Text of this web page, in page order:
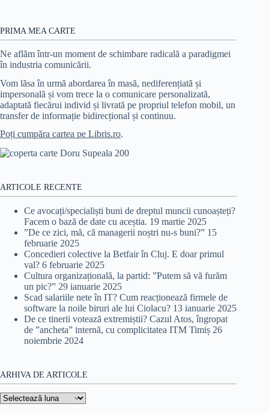
PRIMA MEA CARTE
Ne aflăm într-un moment de schimbare radicală a paradigmei
în industria comunicării.
Vom lăsa în urmă abordarea în masă, nediferențiată și
impersonală și vom trece la o comunicare personalizată,
adaptată fiecărui individ și livrată pe propriul telefon mobil, un
transfer de informație bidirecțional și continuu.
Poți cumpăra cartea pe Libris.ro.
ARTICOLE RECENTE
Ce avocați/specialiști buni de dreptul muncii cunoașteți?
Facem o bază de date cu aceștia. 19 martie 2025
”De ce zici, mă, că managerii noștri nu-s buni?” 15
februarie 2025
Concedieri colective la Betfair în Cluj. E doar primul
val? 6 februarie 2025
Cultura organizațională, la partid: ”Putem să vă furăm
un pic?” 29 ianuarie 2025
Scad salariile nete în IT? Cum reacționează firmele de
software la noile biruri ale lui Ciolacu? 13 ianuarie 2025
De ce tinerii votează extremiștii? Cazul Atos, îngropat
de ”ancheta” internă, cu complicitatea ITM Timiș 26
noiembrie 2024
ARHIVA DE ARTICOLE
Arhiva
de